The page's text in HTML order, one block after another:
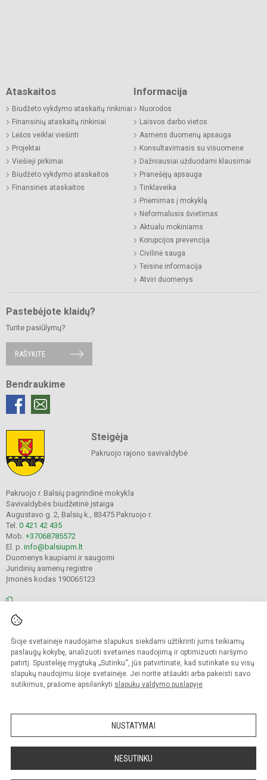
Šioje svetainėje naudojame slapukus siekdami užtikrinti jums teikiamų
paslaugų kokybę, analizuoti svetainės naudojimą ir optimizuoti naršymo
patirtį. Spustelėję mygtuką „Sutinku“, jūs patvirtinate, kad sutinkate su visų
slapukų naudojimu šioje svetainėje. Jei norite atšaukti arba pakeisti savo
sutikimus, prašome apsilankyti slapukų valdymo puslapyje.
NUSTATYMAI
NESUTINKU
Ataskaitos
Biudžeto vykdymo ataskaitų rinkiniai
Finansinių ataskaitų rinkiniai
Lėšos veiklai viešinti
Projektai
Viešieji pirkimai
Biudžeto vykdymo ataskaitos
Finansinės ataskaitos
Informacija
Nuorodos
Laisvos darbo vietos
Asmens duomenų apsauga
Konsultavimasis su visuomene
Dažniausiai užduodami klausimai
Pranešėjų apsauga
Tinklaveika
Priėmimas į mokyklą
Neformalusis švietimas
Aktualu mokiniams
Korupcijos prevencija
Civilinė sauga
Teisinė informacija
Atviri duomenys
Pastebėjote klaidų?
Turite pasiūlymų?
RAŠYKITE
Bendraukime
Steigėja
Pakruojo rajono savivaldybė
Pakruojo r. Balsių pagrindinė mokykla
Savivaldybės biudžetinė įstaiga
Augustavo g. 2, Balsių k., 83475 Pakruojo r.
Tel. 0 421 42 435
Mob. +37068785572
El. p. info@balsiupm.lt
Duomenys kaupiami ir saugomi
Juridinių asmenų registre
Įmonės kodas 190065123
Kopijuoti turinį be raštiško mokyklos administracijos sutikimo griežtai
draudžiama.
Prieinamumo paraiška Slapukų valdymas
Sumanus būdas atnaujinti